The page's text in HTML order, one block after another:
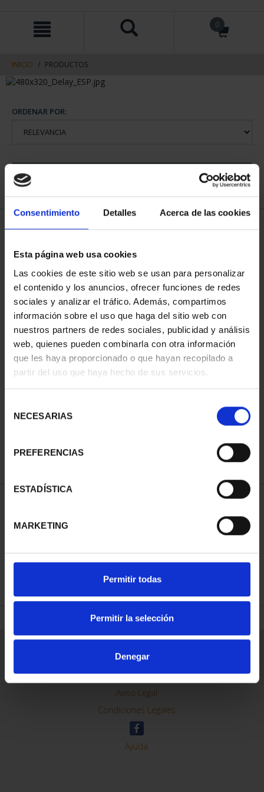
Consentimiento Detalles Acerca de las cookies
Esta página web usa cookies
Las cookies de este sitio web se usan para personalizar
el contenido y los anuncios, ofrecer funciones de redes
sociales y analizar el tráfico. Además, compartimos
información sobre el uso que haga del sitio web con
nuestros partners de redes sociales, publicidad y análisis
web, quienes pueden combinarla con otra información
que les haya proporcionado o que hayan recopilado a
partir del uso que haya hecho de sus servicios.
NECESARIAS
PREFERENCIAS
ESTADÍSTICA
MARKETING
Permitir todas
Permitir la selección
Denegar
contenido
navegacin
0
INICIO PRODUCTOS
ORDENAR POR:
1 Productos encontrados
73,00 €
REFINAR
Contacto
Preguntas Frequentes (FAQs)
Aviso Legal
Condiciones Legales
Ayuda